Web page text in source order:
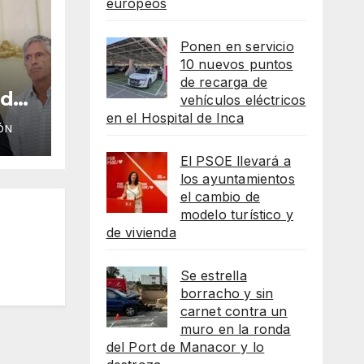
Ponen en servicio
10 nuevos puntos
de recarga de
vehículos eléctricos
en el Hospital de Inca
El PSOE llevará a
los ayuntamientos
el cambio de
modelo turístico y
de vivienda
Se estrella
borracho y sin
carnet contra un
muro en la ronda
del Port de Manacor y lo